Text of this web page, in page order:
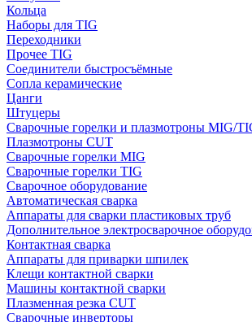
Кольца
Наборы для TIG
Переходники
Прочее TIG
Соединители быстросъёмные
Сопла керамические
Цанги
Штуцеры
Сварочные горелки и плазмотроны MIG/
Плазмотроны CUT
Сварочные горелки MIG
Сварочные горелки TIG
Сварочное оборудование
Автоматическая сварка
Аппараты для сварки пластиковых труб
Дополнительное электросварочное
Контактная сварка
Аппараты для приварки шпилек
Клещи контактной сварки
Машины контактной сварки
Плазменная резка CUT
Сварочные инверторы